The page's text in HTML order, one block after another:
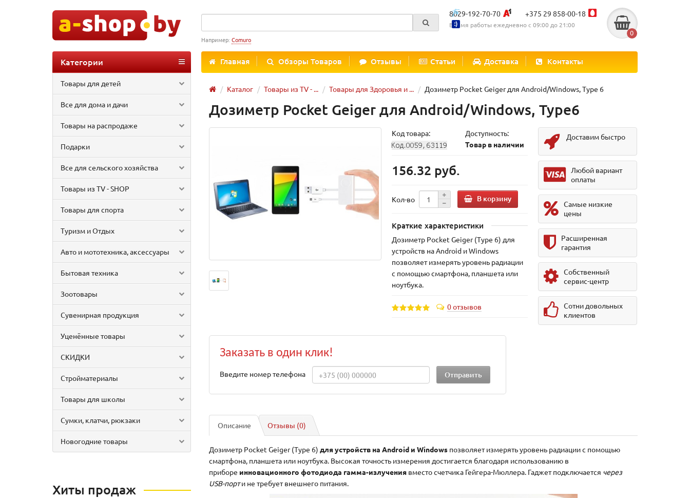
8029-192-70-70 +375 29 858-00-18
Время работы ежедневно с 09:00 до 21:00
0
Например: Comuro
Главная Обзоры Товаров Отзывы Статьи Доставка Контакты
Категории
Товары для детей
Все для дома и дачи
Товары на распродаже
Подарки
Все для сельского хозяйства
Товары из TV - SHOP
Товары для спорта
Туризм и Отдых
Авто и мототехника, аксессуары
Бытовая техника
Зоотовары
Сувенирная продукция
Уценённые товары
СКИДКИ
Стройматериалы
Товары для школы
Сумки, клатчи, рюкзаки
Новогодние товары
Каталог Товары из TV - ... Товары для Здоровья и ... Дозиметр Pocket Geiger для Android/Windows, Type 6
Хиты продаж
Дозиметр Pocket Geiger для Android/Windows, Type6
Код товара:
Доступность:
Товар в наличии
156.32 руб.
Кол-во В корзину
Краткие характеристики
Дозиметр Pocket Geiger (Type 6) для
устройств на Android и Windows
позволяет измерять уровень радиации
с помощью смартфона, планшета или
ноутбука.
0 отзывов
Доставим быстро
Любой вариант
оплаты
Самые низкие
цены
Расширенная
гарантия
Собственный
сервис-центр
Сотни довольных
клиентов
Заказать в один клик!
Введите номер телефона
Описание Отзывы (0)
Дозиметр Pocket Geiger (Type 6) для устройств на Android и Windows позволяет измерять уровень радиации с помощью
смартфона, планшета или ноутбука. Высокая точность измерения достигается благодаря использованию в
приборе инновационного фотодиода гамма-излучения вместо счетчика Гейгера-Мюллера. Гаджет подключается через
USB-порти не требует внешнего питания.